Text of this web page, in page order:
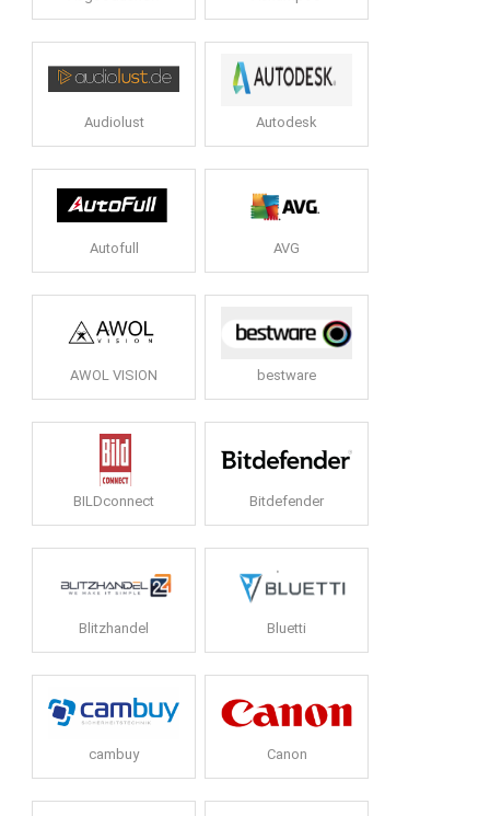
Audiolust Autodesk
Autofull AVG
AWOL VISION bestware
BILDconnect Bitdefender
Blitzhandel Bluetti
cambuy Canon